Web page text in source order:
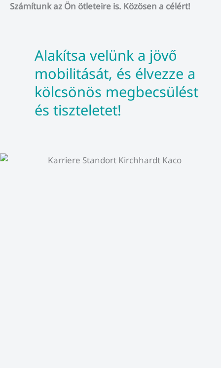
Számítunk az Ön ötleteire is. Közösen a célért!
Alakítsa velünk a jövő
mobilitását, és élvezze a
kölcsönös megbecsülést
és tiszteletet!